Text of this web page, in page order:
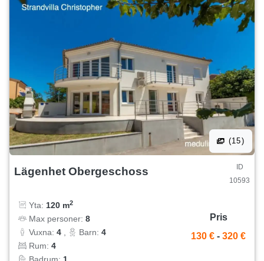
(15)
Lägenhet Obergeschoss
ID
10593
Yta: 120 m2
Max personer: 8
Vuxna: 4 Barn: 4
Rum: 4
Pris
130 € - 320 €